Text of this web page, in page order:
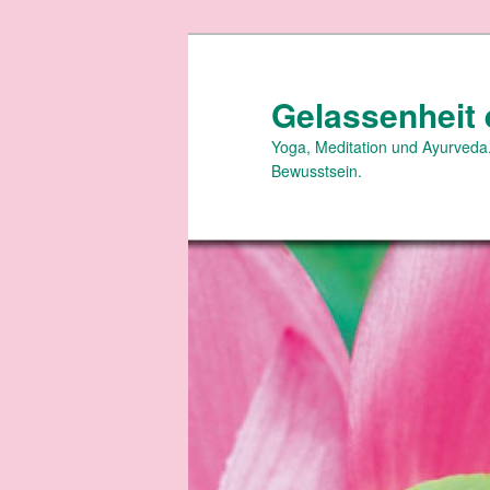
Gelassenheit
Yoga, Meditation und
Bewusstsein.